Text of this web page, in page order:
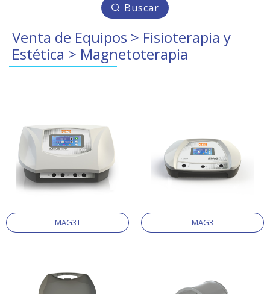
Buscar
Venta de Equipos > Fisioterapia y
Estética > Magnetoterapia
MAG3T MAG3